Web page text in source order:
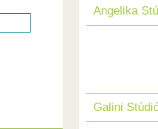
Angelika
Galini